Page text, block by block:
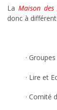
La Maison des
donc à
·
· Lire et
· Comité